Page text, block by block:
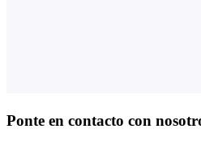
Ponte en contacto con